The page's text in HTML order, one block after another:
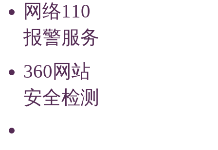
网络110
报警服务
360网站
安全检测